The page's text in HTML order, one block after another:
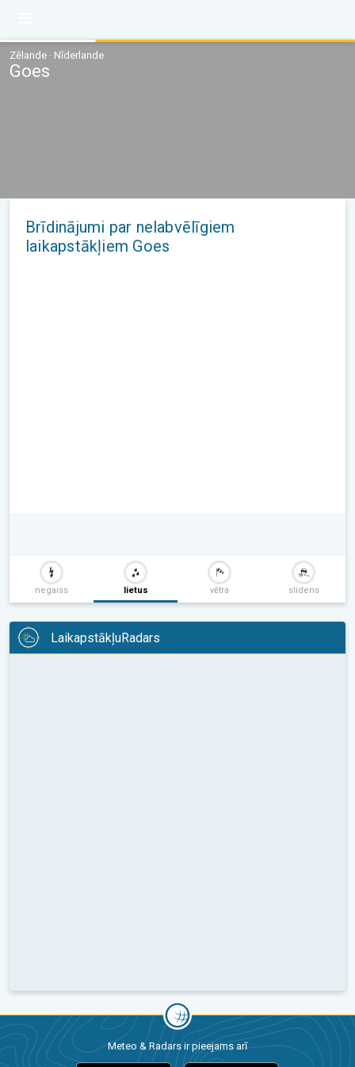
Zēlande · Nīderlande
Goes
Brīdinājumi par nelabvēlīgiem
laikapstākļiem Goes
negaiss lietus vētra slidens
LaikapstākļuRadars
Meteo & Radars ir pieejams arī